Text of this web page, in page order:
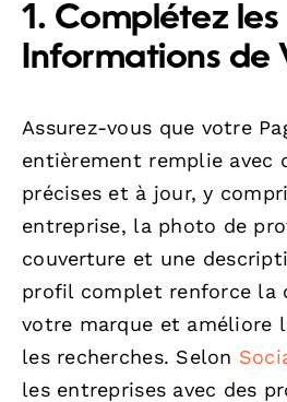
1. Complétez les
Informations de
Assurez-vous que votre
entièrement remplie avec
précises et à jour, y
entreprise, la photo de
couverture et une
profil complet renforce la
votre marque et améliore
les recherches. Selon
les entreprises avec des